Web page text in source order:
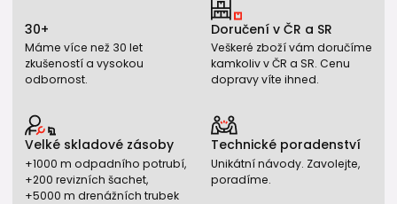
30+
Máme více než 30 let
zkušeností a vysokou
odbornost.
Doručení v ČR a SR
Veškeré zboží vám doručíme
kamkoliv v ČR a SR. Cenu
dopravy víte ihned.
Velké skladové zásoby
+1000 m odpadního potrubí,
+200 revizních šachet,
+5000 m drenážních trubek
Technické poradenství
Unikátní návody. Zavolejte,
poradíme.